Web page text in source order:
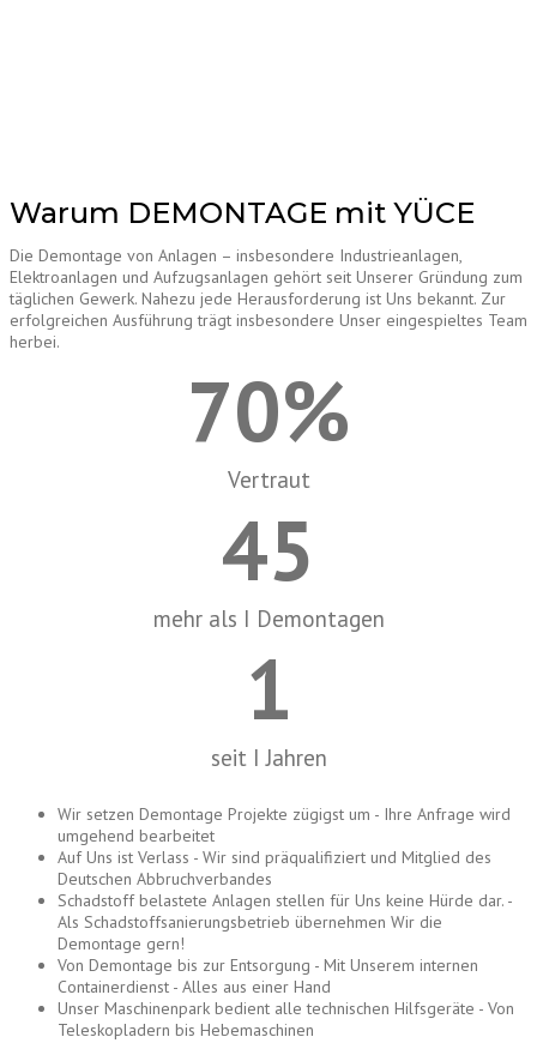
Warum DEMONTAGE mit YÜCE
Die Demontage von Anlagen – insbesondere Industrieanlagen,
Elektroanlagen und Aufzugsanlagen gehört seit Unserer Gründung zum
täglichen Gewerk. Nahezu jede Herausforderung ist Uns bekannt. Zur
erfolgreichen Ausführung trägt insbesondere Unser eingespieltes Team
herbei.
70%
Vertraut
45
mehr als I Demontagen
1
seit I Jahren
Wir setzen Demontage Projekte zügigst um - Ihre Anfrage wird
umgehend bearbeitet
Auf Uns ist Verlass - Wir sind präqualifiziert und Mitglied des
Deutschen Abbruchverbandes
Schadstoff belastete Anlagen stellen für Uns keine Hürde dar. -
Als Schadstoffsanierungsbetrieb übernehmen Wir die
Demontage gern!
Von Demontage bis zur Entsorgung - Mit Unserem internen
Containerdienst - Alles aus einer Hand
Unser Maschinenpark bedient alle technischen Hilfsgeräte - Von
Teleskopladern bis Hebemaschinen